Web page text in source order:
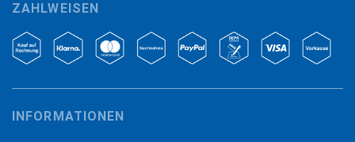
ZAHLWEISEN
INFORMATIONEN